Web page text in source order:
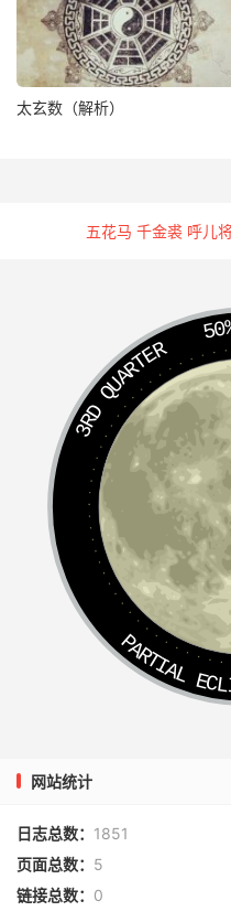
太玄数（解析）
五花马 千金裘 呼儿
3RD QUARTER
PARTIAL
网站统计
日志总数： 1851
页面总数： 5
链接总数： 0